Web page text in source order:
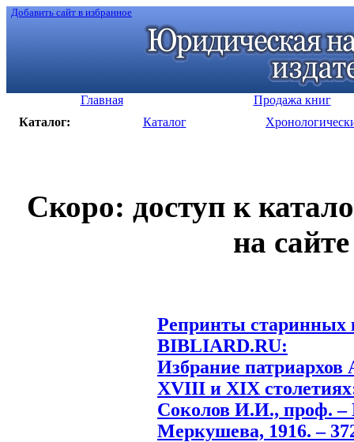
Добавить сайт в избранное
Главная
Продажа книг
Каталог:
Каталог
Скоро: доступ к
на
Репринты старинных
BIBLIARD.RU:
Избрание патриархов
XVIII и XIX
Соколов И.И., проф.
Меркушева, 1916. –